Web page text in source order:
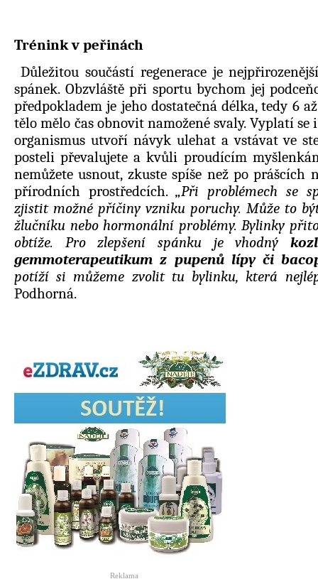
Trénink v peřinách
Důležitou součástí regenerace je
spánek. Obzvláště při sportu bychom jej
předpokladem je jeho dostatečná délka, tedy 6
tělo mělo čas obnovit namožené svaly. Vyplatí
organismus utvoří návyk ulehat a vstávat ve
posteli převalujete a kvůli proudícím
nemůžete usnout, zkuste spíše než po prášcích
přírodních prostředcích.„Při problémech se
zjistit možné příčiny vzniku poruchy. Může to
žlučníku nebo hormonální problémy. Bylinky
obtíže. Pro zlepšení spánku je vhodný
gemmoterapeutikum z pupenů lípy či
potíží si můžeme zvolit tu bylinku, která
Podhorná.
Reklama